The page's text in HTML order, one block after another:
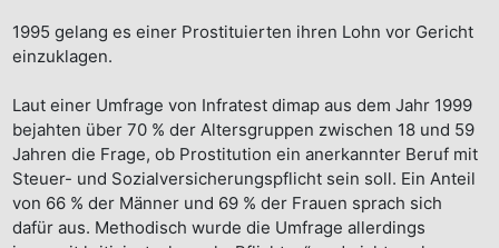
1995 gelang es einer Prostituierten ihren Lohn vor Gericht
einzuklagen.
Laut einer Umfrage von Infratest dimap aus dem Jahr 1999
bejahten über 70 % der Altersgruppen zwischen 18 und 59
Jahren die Frage, ob Prostitution ein anerkannter Beruf mit
Steuer- und Sozialversicherungspflicht sein soll. Ein Anteil
von 66 % der Männer und 69 % der Frauen sprach sich
dafür aus. Methodisch wurde die Umfrage allerdings